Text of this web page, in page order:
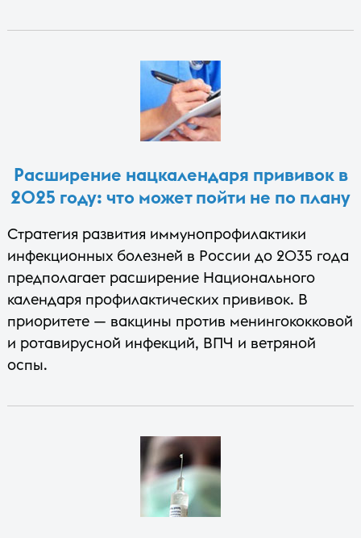
Расширение нацкалендаря прививок в
2025 году: что может пойти не по плану
Стратегия развития иммунопрофилактики
инфекционных болезней в России до 2035 года
предполагает расширение Национального
календаря профилактических прививок. В
приоритете — вакцины против менингококковой
и ротавирусной инфекций, ВПЧ и ветряной
оспы.